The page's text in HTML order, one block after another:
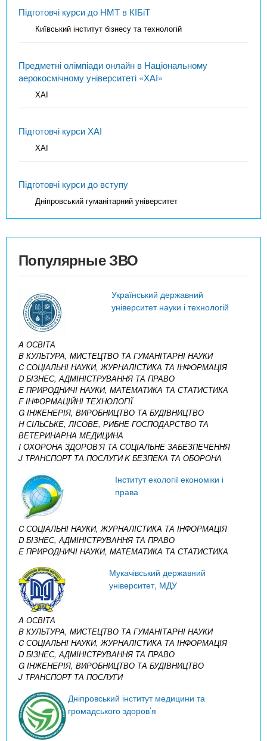
Підготовчі курси до НМТ в КІБіТ
Київський інститут бізнесу та технологій
Предметні олімпіади онлайн в Національному
аерокосмічному університеті «ХАІ»
ХАІ
Підготовчі курси ХАІ
ХАІ
Підготовчі курси до вступу
Дніпровський гуманітарний університет
Популярные ЗВО
Український державний
університет науки і технологій
A ОСВІТА
B КУЛЬТУРА, МИСТЕЦТВО ТА ГУМАНІТАРНІ НАУКИ
C СОЦІАЛЬНІ НАУКИ, ЖУРНАЛІСТИКА ТА ІНФОРМАЦІЯ
D БІЗНЕС, АДМІНІСТРУВАННЯ ТА ПРАВО
E ПРИРОДНИЧІ НАУКИ, МАТЕМАТИКА ТА СТАТИСТИКА
F ІНФОРМАЦІЙНІ ТЕХНОЛОГІЇ
G ІНЖЕНЕРІЯ, ВИРОБНИЦТВО ТА БУДІВНИЦТВО
H СІЛЬСЬКЕ, ЛІСОВЕ, РИБНЕ ГОСПОДАРСТВО ТА
ВЕТЕРИНАРНА МЕДИЦИНА
I ОХОРОНА ЗДОРОВ’Я ТА СОЦІАЛЬНЕ ЗАБЕЗПЕЧЕННЯ
J ТРАНСПОРТ ТА ПОСЛУГИK БЕЗПЕКА ТА ОБОРОНА
Інститут екології економіки і
права
C СОЦІАЛЬНІ НАУКИ, ЖУРНАЛІСТИКА ТА ІНФОРМАЦІЯ
D БІЗНЕС, АДМІНІСТРУВАННЯ ТА ПРАВО
E ПРИРОДНИЧІ НАУКИ, МАТЕМАТИКА ТА СТАТИСТИКА
Мукачівський державний
університет, МДУ
A ОСВІТА
B КУЛЬТУРА, МИСТЕЦТВО ТА ГУМАНІТАРНІ НАУКИ
C СОЦІАЛЬНІ НАУКИ, ЖУРНАЛІСТИКА ТА ІНФОРМАЦІЯ
D БІЗНЕС, АДМІНІСТРУВАННЯ ТА ПРАВО
G ІНЖЕНЕРІЯ, ВИРОБНИЦТВО ТА БУДІВНИЦТВО
J ТРАНСПОРТ ТА ПОСЛУГИ
Дніпровський інститут медицини та
громадського здоров’я